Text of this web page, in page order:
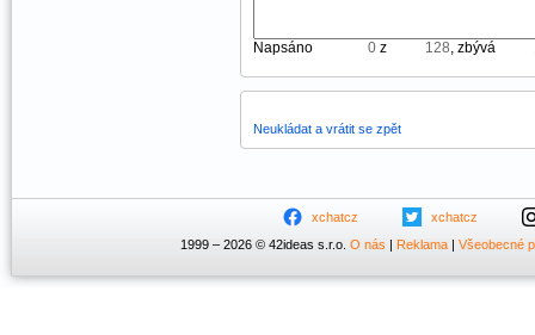
Napsáno z , zbývá
Neukládat a vrátit se zpět
xchatcz
xchatcz
1999 – 2026 © 42ideas s.r.o. O nás | Reklama | Všeobecné